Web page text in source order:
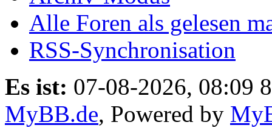
Alle Foren als gelesen
RSS-Synchronisation
Es ist: 07-08-2026, 08:09 8
MyBB.de, Powered by